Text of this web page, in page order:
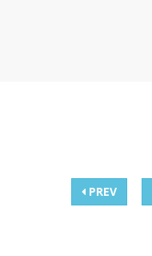
PREV